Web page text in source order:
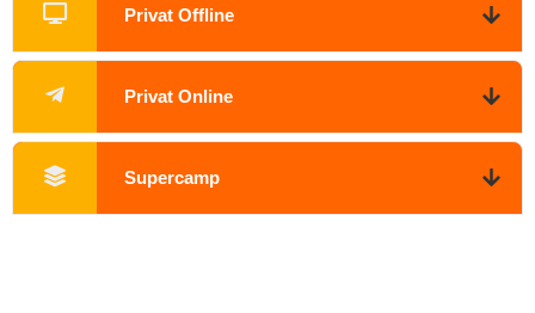
Privat Offline
Privat Online
Supercamp